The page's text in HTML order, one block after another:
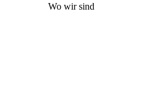
Wo wir sind